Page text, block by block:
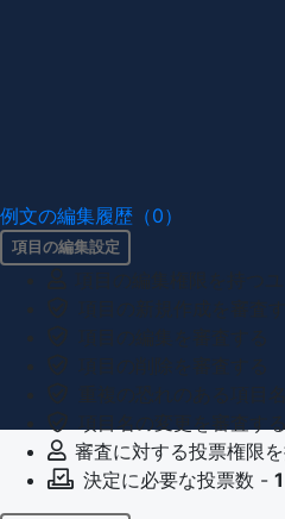
例文の編集履歴（0）
項目の編集設定
審査に対する投票権限
決定に必要な投票数 - 1